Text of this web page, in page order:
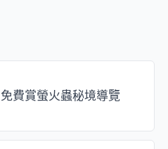
免費賞螢火蟲秘境導覽